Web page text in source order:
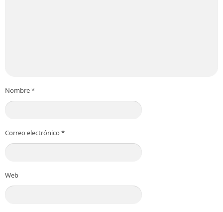
Nombre*
Correo electrónico *
Web